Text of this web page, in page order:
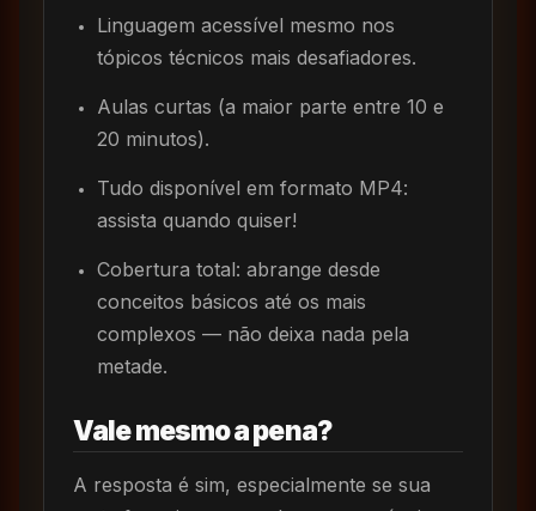
Linguagem acessível mesmo nos
tópicos técnicos mais desafiadores.
Aulas curtas (a maior parte entre 10 e
20 minutos).
Tudo disponível em formato MP4:
assista quando quiser!
Cobertura total: abrange desde
conceitos básicos até os mais
complexos — não deixa nada pela
metade.
Vale mesmo a pena?
A resposta é sim, especialmente se sua